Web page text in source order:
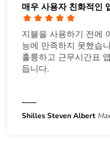
매우 사용자 친화적인
지블을 사용하기 전에
능에 만족하지 못했습
훌륭하고 근무시간표
듭니다.
Shilles Steven Albert